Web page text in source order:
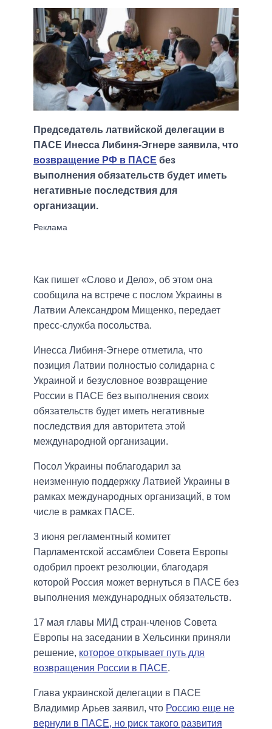
Председатель латвийской делегации в
ПАСЕ Инесса Либиня-Эгнере заявила, что
возвращение РФ в ПАСЕ без
выполнения обязательств будет иметь
негативные последствия для
организации.
Как пишет «Слово и Дело», об этом она
сообщила на встрече с послом Украины в
Латвии Александром Мищенко, передает
пресс-служба посольства.
Инесса Либиня-Эгнере отметила, что
позиция Латвии полностью солидарна с
Украиной и безусловное возвращение
России в ПАСЕ без выполнения своих
обязательств будет иметь негативные
последствия для авторитета этой
международной организации.
Посол Украины поблагодарил за
неизменную поддержку Латвией Украины в
рамках международных организаций, в том
числе в рамках ПАСЕ.
3 июня регламентный комитет
Парламентской ассамблеи Совета Европы
одобрил проект резолюции, благодаря
которой Россия может вернуться в ПАСЕ без
выполнения международных обязательств.
17 мая главы МИД стран-членов Совета
Европы на заседании в Хельсинки приняли
решение, которое открывает путь для
возвращения России в ПАСЕ.
Глава украинской делегации в ПАСЕ
Владимир Арьев заявил, что Россию еще не
вернули в ПАСЕ, но риск такого развития